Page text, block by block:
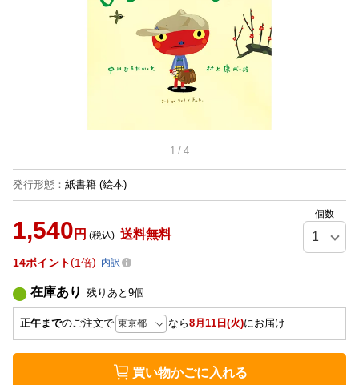
1 / 4
発行形態 ： 紙書籍 (絵本)
1,540 円 (税込) 送料無料
個数
14ポイント 1倍 内訳
在庫あり 残りあと 9個
正午までのご注文で なら8月11日(火)にお届け
買い物かごに入れる